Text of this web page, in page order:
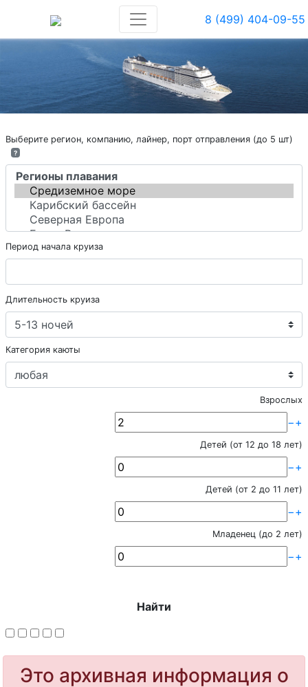
8 (499) 404-09-55
Выберите регион, компанию, лайнер, порт отправления (до 5 шт)
?
Период начала круиза
Длительность круиза
Категория каюты
Взрослых
−+
Детей (от 12 до 18 лет)
−+
Детей (от 2 до 11 лет)
−+
Младенец (до 2 лет)
−+
Найти
Это архивная информация о